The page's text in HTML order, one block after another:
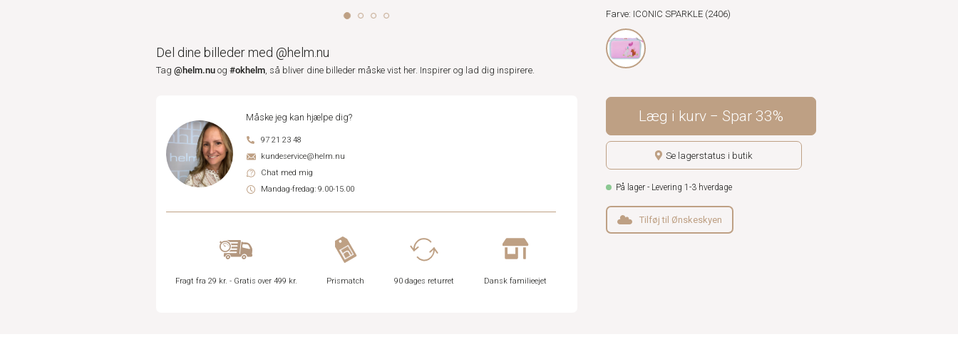
Del dine billeder med @helm.nu
Tag @helm.nu og #okhelm, så bliver dine billeder måske vist her. Inspirer og lad dig inspirere.
Måske jeg kan hjælpe dig?
97 21 23 48
kundeservice@helm.nu
Chat med mig
Mandag-fredag: 9.00-15.00
Fragt fra 29 kr. - Gratis over 499 kr. Prismatch 90 dages returret Dansk familieejet
Farve: ICONIC SPARKLE (2406)
Læg i kurv Spar 33%
Se lagerstatus i butik
På lager - Levering 1-3 hverdage
Tilføj til Ønskeskyen